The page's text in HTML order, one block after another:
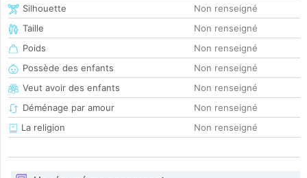
Silhouette
Non renseigné
Taille
Non renseigné
Poids
Non renseigné
Possède des enfants
Non renseigné
Veut avoir des enfants
Non renseigné
Déménage par amour
Non renseigné
La religion
Non renseigné